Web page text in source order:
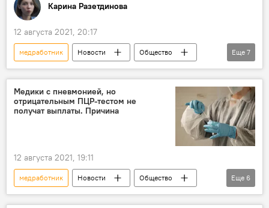
Карина Разетдинова
12 августа 2021, 20:17
медработник Новости
Общество
Кыргызстан
коронавирус
компенсация
закон
порядок
Пресс-центр
Коронавирус в Кыргызстане
Еще 7
Медики с пневмонией, но
отрицательным ПЦР-тестом не
получат выплаты. Причина
12 августа 2021, 19:11
медработник Новости
Общество
Кыргызстан
Пресс-центр
Еще 6